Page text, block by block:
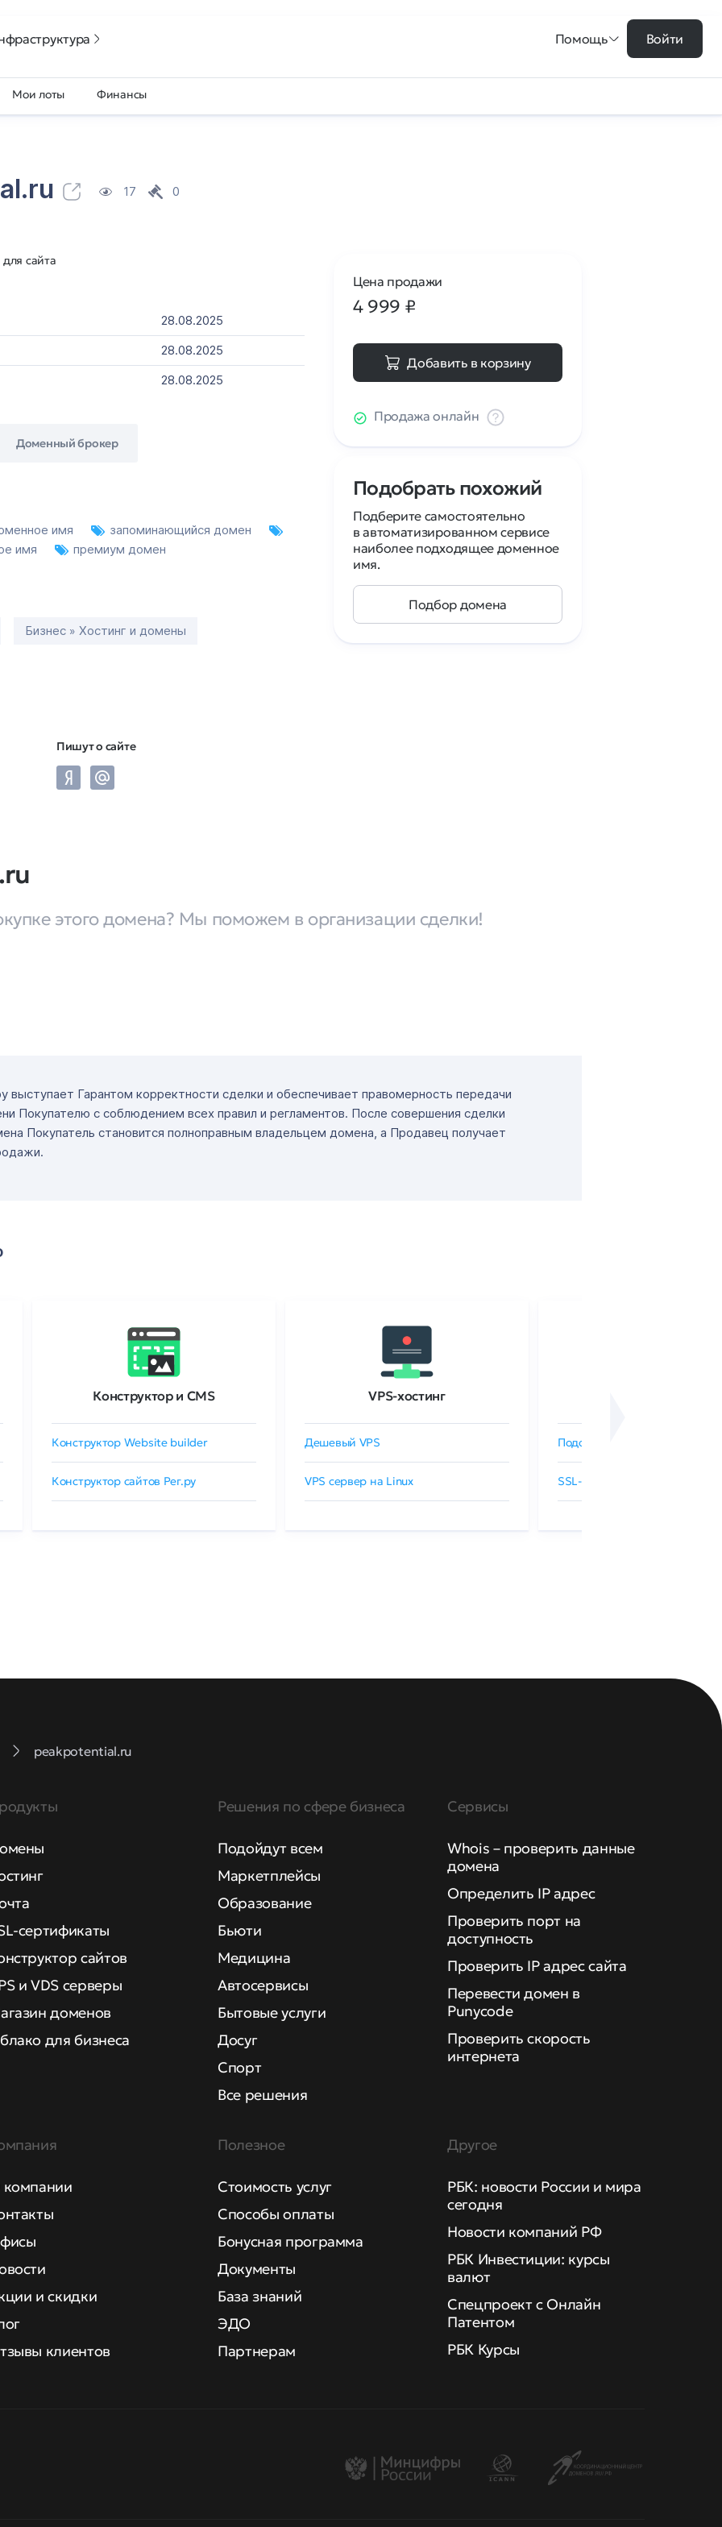
Помощь Войти
Мои лоты Финансы
17 0
сайта
28.08.2025
28.08.2025
28.08.2025
Доменный брокер
имя
запоминающийся домен
имя премиум домен
Бизнес » Хостинг и домены
Пишут о сайте
Цена продажи
4 999 ₽
Добавить в корзину
Продажа онлайн
Подобрать похожий
Подберите самостоятельно
в автоматизированном сервисе
наиболее подходящее доменное
имя.
Подбор домена
этого домена? Мы поможем в организации сделки!
выступает Гарантом корректности сделки и обеспечивает правомерность передачи
Покупателю с соблюдением всех правил и регламентов. После совершения сделки
Покупатель становится полноправным владельцем домена, а Продавец получает
Конструктор и CMS
Конструктор Website builder
Конструктор сайтов Рег.ру
VPS-хостинг
Дешевый VPS
VPS сервер на Linux
Подобрать SSL-сертификат
SSL-сертификаты GlobalSign
peakpotential.ru
сертификаты
сайтов
и VDS серверы
доменов
для бизнеса
Решения по сфере бизнеса
Подойдут всем
Маркетплейсы
Образование
Бьюти
Медицина
Автосервисы
Бытовые услуги
Досуг
Спорт
Все решения
Сервисы
Whois – проверить данные
домена
Определить IP адрес
Проверить порт на
доступность
Проверить IP адрес сайта
Перевести домен в
Punycode
Проверить скорость
интернета
и скидки
клиентов
Полезное
Стоимость услуг
Способы оплаты
Бонусная программа
Документы
База знаний
ЭДО
Партнерам
Другое
РБК: новости России и мира
сегодня
Новости компаний РФ
РБК Инвестиции: курсы
валют
Спецпроект с Онлайн
Патентом
РБК Курсы